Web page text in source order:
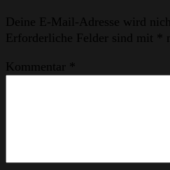
Deine E-Mail-Adresse wird
Erforderliche Felder sind mit *
Kommentar *